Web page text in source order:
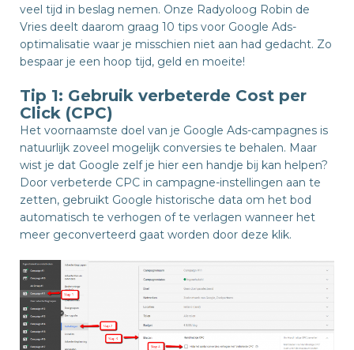
veel tijd in beslag nemen. Onze Radyoloog Robin de
Vries deelt daarom graag 10 tips voor Google Ads-
optimalisatie waar je misschien niet aan had gedacht. Zo
bespaar je een hoop tijd, geld en moeite!
Tip 1: Gebruik verbeterde Cost per
Click (CPC)
Het voornaamste doel van je Google Ads-campagnes is
natuurlijk zoveel mogelijk conversies te behalen. Maar
wist je dat Google zelf je hier een handje bij kan helpen?
Door verbeterde CPC in campagne-instellingen aan te
zetten, gebruikt Google historische data om het bod
automatisch te verhogen of te verlagen wanneer het
meer geconverteerd gaat worden door deze klik.